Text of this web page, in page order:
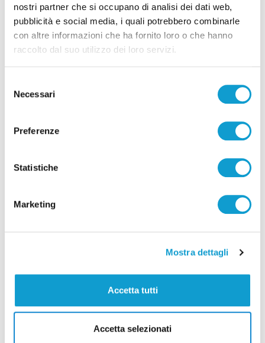
nostri partner che si occupano di analisi dei dati web,
pubblicità e social media, i quali potrebbero combinarle
con altre informazioni che ha fornito loro o che hanno
raccolto dal suo utilizzo dei loro servizi.
delNecessari
Preferenze
Statistiche
Marketing
Mostra dettagli
Accetta tutti
Accetta selezionati
Lanciano - A un anno dal suicidio di
Prospero, giudizio immediato per il
18enne